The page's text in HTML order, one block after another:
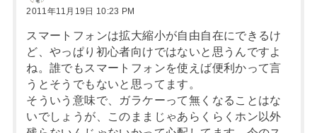
2011年11月19日 10:23 PM
スマートフォンは拡大縮小が自由自在にできるけ
ど、やっぱり初心者向けではないと思うんですよ
ね。誰でもスマートフォンを使えば便利かって言
うとそうでもないと思ってます。
そういう意味で、ガラケーって無くなることはな
いでしょうが、このままじゃあらくらくホン以外